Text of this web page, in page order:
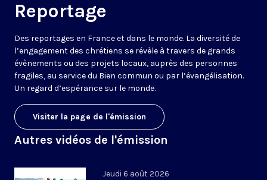
Reportage
Des reportages en France et dans le monde. La diversité de
l’engagement des chrétiens se révèle à travers de grands
évènements ou des projets locaux, auprès des personnes
fragiles, au service du Bien commun ou par l’évangélisation.
Un regard d’espérance sur le monde.
Visiter la page de l'émission
Autres vidéos de l'émission
Jeudi 6 août 2026